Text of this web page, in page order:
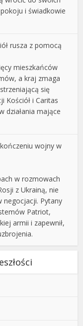
i świadkowie
rusza z pomocą
mieszkańców
a kraj zmaga
się
Kościół i Caritas
działania mające
wojny w
w rozmowach
z Ukrainą, nie
negocjacji. Pytany
Patriot,
armii i zapewnił,